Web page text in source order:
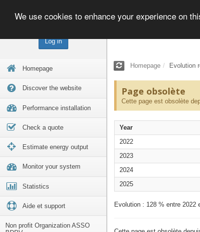
Log in
Homepage
Discover the website
Performance installation
Check a quote
Estimate energy output
Monitor your system
Statistics
Aide et support
Non profit Organization ASSO
We use cookies to enhance your experience on
Homepage Evolution
Page obsolète
Cette page est obsolète
Year
2022
2023
2024
2025
Evolution : 128 % entre 2022